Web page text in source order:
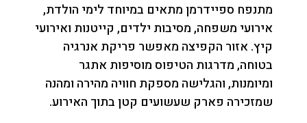
מתנפח ספיידרמן מתאים במיוחד לימי הולדת,
אירועי משפחה, מסיבות ילדים, קייטנות ואירועי
קיץ. אזור הקפיצה מאפשר פריקת אנרגיה
בטוחה, מדרגות הטיפוס מוסיפות אתגר
ומיומנות, והגלישה מספקת חוויה מהירה ומהנה
שמזכירה פארק שעשועים קטן בתוך האירוע.